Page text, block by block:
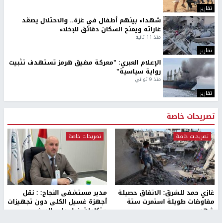
تقارير
تقارير
شهداء بينهم أطفال في غزة.. والاحتلال يصعّد
غاراته ويمنح السكان دقائق للإخلاء
منذ 11 ثانية
تقارير
الإعلام العبري: "معركة مضيق هرمز تستهدف تثبيت
رواية سياسية"
منذ 9 ثواني
تصريحات خاصة
تصريحات خاصة
غازي حمد للشرق: الاتفاق حصيلة
مفاوضات طويلة استمرت ستة
شهور
تصريحات خاصة
مدير مستشفى النجاح: : نقل
أجهزة غسيل الكلى دون تجهيزات
متكاملة خطر على المرضى